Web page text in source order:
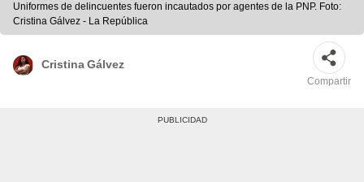
Uniformes de delincuentes fueron incautados por agentes de la PNP. Foto:
Cristina Gálvez - La República
Cristina Gálvez
Compartir